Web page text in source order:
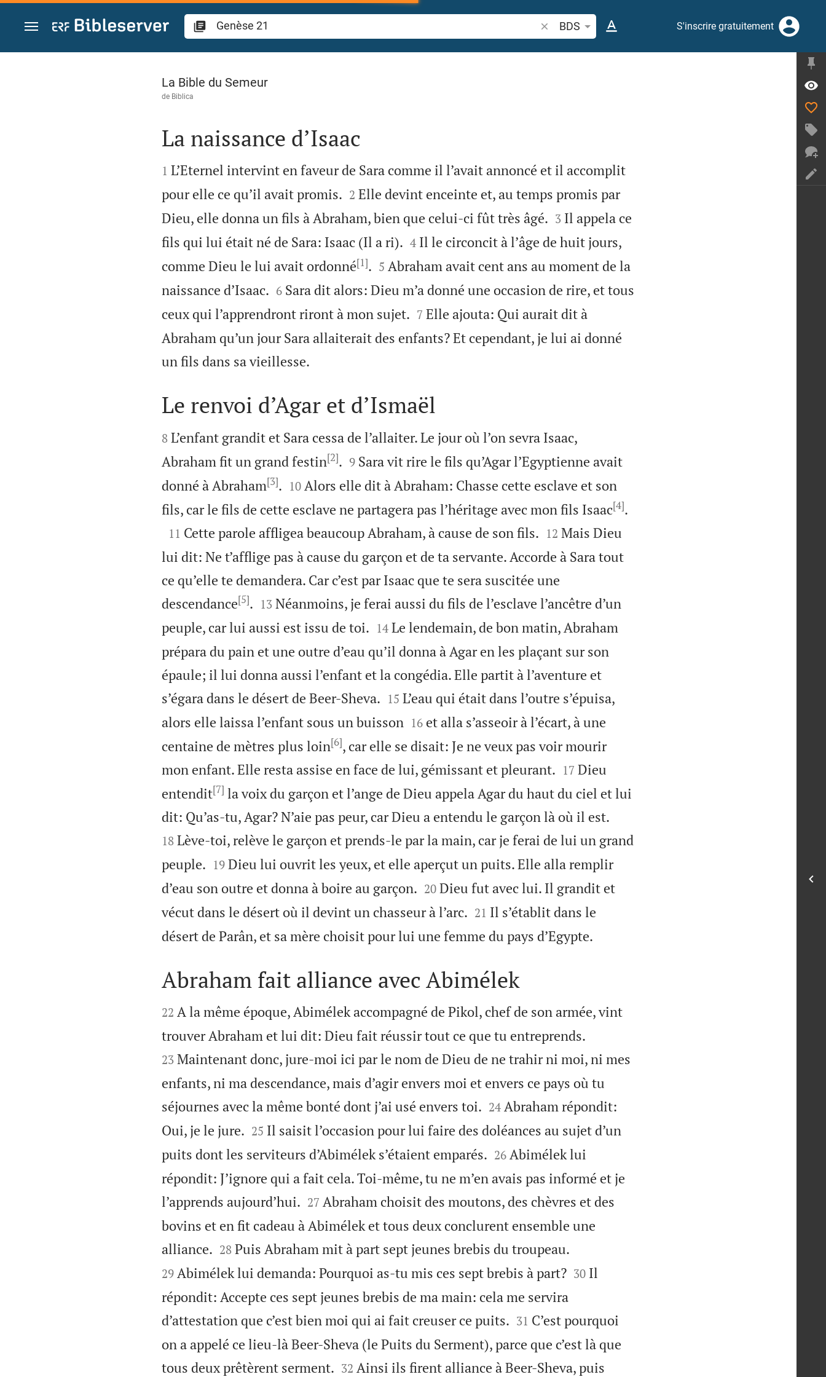
Aller vers contenu
Recherche d'un verset biblique ou mot
BDS S'inscrire gratuitement
Genèse 21
La Bible du Semeur
de Biblica

La naissance d’Isaac

1 L’Eternel intervint en faveur de Sara comme il l’avait annoncé et il accomplit
pour elle ce qu’il avait promis.
2 Elle devint enceinte et, au temps promis par
Dieu, elle donna un fils à Abraham, bien que celui-ci fût très âgé.
3 Il appela ce
fils qui lui était né de Sara: Isaac (Il a ri).
4 Il le circoncit à l’âge de huit jours,
comme Dieu le lui avait ordonné[1].
5 Abraham avait cent ans au moment de la
naissance d’Isaac.
6 Sara dit alors: Dieu m’a donné une occasion de rire, et tous
ceux qui l’apprendront riront à mon sujet.
7 Elle ajouta: Qui aurait dit à
Abraham qu’un jour Sara allaiterait des enfants? Et cependant, je lui ai donné
un fils dans sa vieillesse.

Le renvoi d’Agar et d’Ismaël

8 L’enfant grandit et Sara cessa de l’allaiter. Le jour où l’on sevra Isaac,
Abraham fit un grand festin[2].
9 Sara vit rire le fils qu’Agar l’Egyptienne avait
donné à Abraham[3].
10 Alors elle dit à Abraham: Chasse cette esclave et son
fils, car le fils de cette esclave ne partagera pas l’héritage avec mon fils Isaac[4].

11 Cette parole affligea beaucoup Abraham, à cause de son fils.
12 Mais Dieu
lui dit: Ne t’afflige pas à cause du garçon et de ta servante. Accorde à Sara tout
ce qu’elle te demandera. Car c’est par Isaac que te sera suscitée une
descendance[5].
13 Néanmoins, je ferai aussi du fils de l’esclave l’ancêtre d’un
peuple, car lui aussi est issu de toi.
14 Le lendemain, de bon matin, Abraham
prépara du pain et une outre d’eau qu’il donna à Agar en les plaçant sur son
épaule; il lui donna aussi l’enfant et la congédia. Elle partit à l’aventure et
s’égara dans le désert de Beer-Sheva.
15 L’eau qui était dans l’outre s’épuisa,
alors elle laissa l’enfant sous un buisson
16 et alla s’asseoir à l’écart, à une
centaine de mètres plus loin[6], car elle se disait: Je ne veux pas voir mourir
mon enfant. Elle resta assise en face de lui, gémissant et pleurant.
17 Dieu
entendit[7] la voix du garçon et l’ange de Dieu appela Agar du haut du ciel et lui
dit: Qu’as-tu, Agar? N’aie pas peur, car Dieu a entendu le garçon là où il est.
18 Lève-toi, relève le garçon et prends-le par la main, car je ferai de lui un grand
peuple.
19 Dieu lui ouvrit les yeux, et elle aperçut un puits. Elle alla remplir
d’eau son outre et donna à boire au garçon.
20 Dieu fut avec lui. Il grandit et
vécut dans le désert où il devint un chasseur à l’arc.
21 Il s’établit dans le
désert de Parân, et sa mère choisit pour lui une femme du pays d’Egypte.

Abraham fait alliance avec Abimélek

22 A la même époque, Abimélek accompagné de Pikol, chef de son armée, vint
trouver Abraham et lui dit: Dieu fait réussir tout ce que tu entreprends.
23 Maintenant donc, jure-moi ici par le nom de Dieu de ne trahir ni moi, ni mes
enfants, ni ma descendance, mais d’agir envers moi et envers ce pays où tu
séjournes avec la même bonté dont j’ai usé envers toi.
24 Abraham répondit:
Oui, je le jure.
25 Il saisit l’occasion pour lui faire des doléances au sujet d’un
puits dont les serviteurs d’Abimélek s’étaient emparés.
26 Abimélek lui
répondit: J’ignore qui a fait cela. Toi-même, tu ne m’en avais pas informé et je
l’apprends aujourd’hui.
27 Abraham choisit des moutons, des chèvres et des
bovins et en fit cadeau à Abimélek et tous deux conclurent ensemble une
alliance.
28 Puis Abraham mit à part sept jeunes brebis du troupeau.
29 Abimélek lui demanda: Pourquoi as-tu mis ces sept brebis à part?
30 Il
répondit: Accepte ces sept jeunes brebis de ma main: cela me servira
d’attestation que c’est bien moi qui ai fait creuser ce puits.
31 C’est pourquoi
on a appelé ce lieu-là Beer-Sheva (le Puits du Serment), parce que c’est là que
tous deux prêtèrent serment.
32 Ainsi ils firent alliance à Beer-Sheva, puis